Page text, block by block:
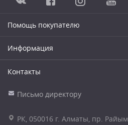
Помощь покупателю
Информация
Контакты
Письмо директору
РК, 050016 г. Алматы, пр.